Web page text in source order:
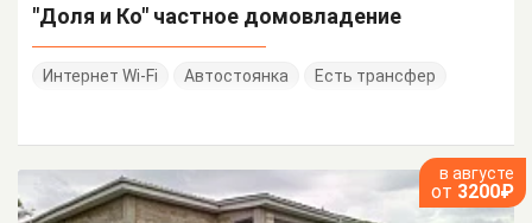
"Доля и Ко" частное домовладение
Интернет Wi-Fi Автостоянка Есть трансфер
в августе
от 3200₽